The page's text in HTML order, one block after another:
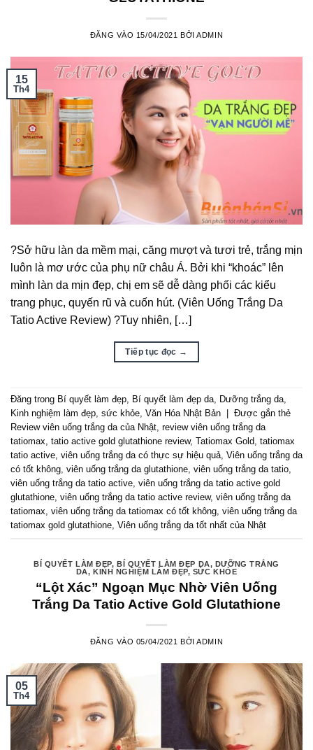
ĐĂNG VÀO 15/04/2021 BỞIADMIN
15
Th4
?Sở hữu làn da mềm mại, căng mượt và tươi trẻ, trắng mịn
luôn là mơ ước của phụ nữ châu Á. Bởi khi “khoác” lên
mình làn da mịn đẹp, chị em sẽ dễ dàng phối các kiểu
trang phục, quyến rũ và cuốn hút. (Viên Uống Trắng Da
Tatio Active Review) ?Tuy nhiên, […]
Tiếp tục đọc →
Đăng trong Bí quyết làm đẹp Bí quyết làm đẹp da Dưỡng trắng da
Kinh nghiệm làm đẹp sức khỏe Văn Hóa Nhật Bản
Được gắn thẻ
Review viên uống trắng da của Nhật review viên uống trắng da
tatiomax tatio active gold glutathione review, Tatiomax Gold tatiomax
tatio active viên uống trắng da có thực sự hiệu quả Viên uống trắng da
có tốt không viên uống trắng da glutathione viên uống trắng da tatio
viên uống trắng da tatio active viên uống trắng da tatio active gold
glutathione viên uống trắng da tatio active review, viên uống trắng da
tatiomax viên uống trắng da tatiomax có tốt không viên uống trắng da
tatiomax gold glutathione Viên uống trắng da tốt nhất của Nhật
BÍ QUYẾT LÀM ĐẸP,BÍ QUYẾT LÀM ĐẸP DA, DƯỠNG TRẮNG
DA, KINH NGHIỆM LÀM ĐẸP, SỨC KHỎE
“Lột Xác” Ngoạn Mục Nhờ Viên Uống
Trắng Da Tatio Active Gold Glutathione
ĐĂNG VÀO 05/04/2021 BỞIADMIN
05
Th4